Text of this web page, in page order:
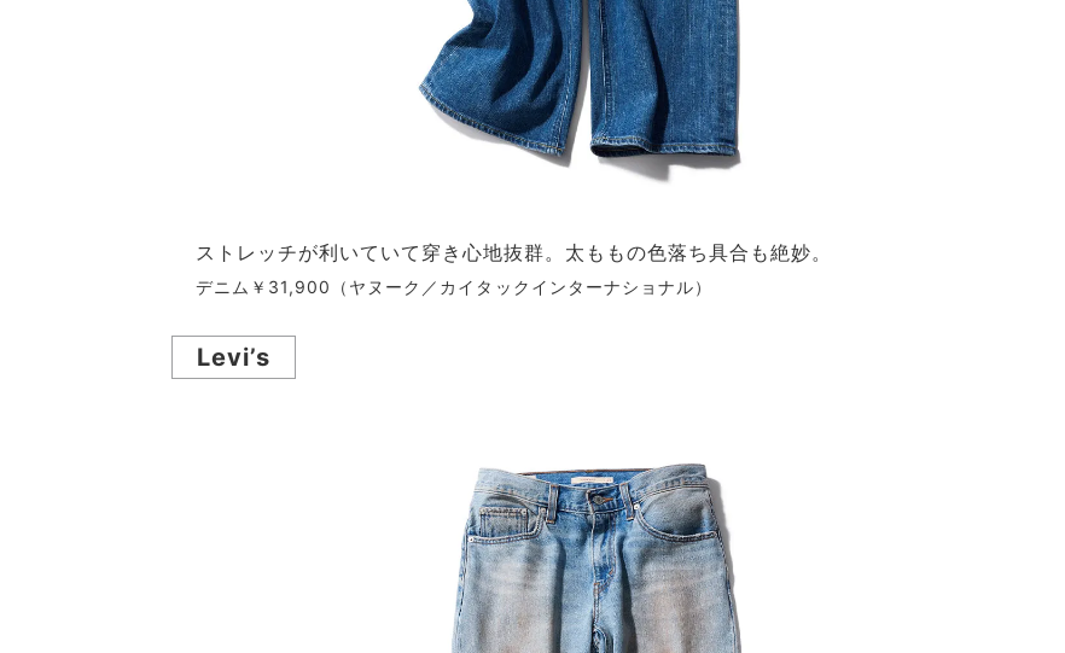
ストレッチが利いていて穿き心地抜群。太ももの色落ち具合も絶妙。
デニム￥31,900（ヤヌーク／カイタックインターナショナル）
Levi’s